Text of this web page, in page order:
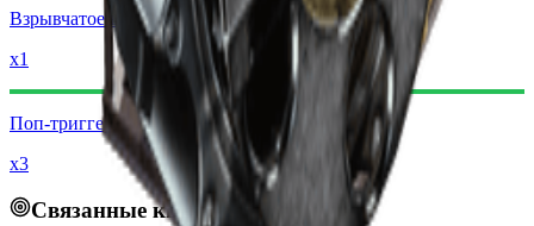
Взрывчатое вещество
x1
Поп-триггер
x3
Связанные квесты